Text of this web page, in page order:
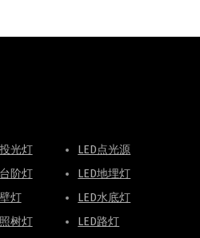
光灯
LED点光源
阶灯
LED地埋灯
灯
LED水底灯
树灯
LED路灯